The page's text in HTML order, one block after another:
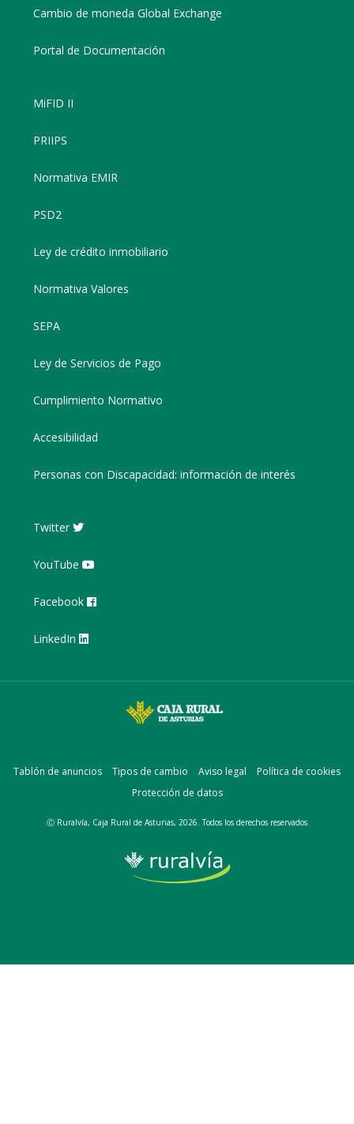
Cambio de moneda Global Exchange
Portal de Documentación
MiFID II
PRIIPS
Normativa EMIR
PSD2
Ley de crédito inmobiliario
Normativa Valores
SEPA
Ley de Servicios de Pago
Cumplimiento Normativo
Accesibilidad
Personas con Discapacidad: información de interés
Twitter
YouTube
Facebook
LinkedIn
Tablón de anuncios Tipos de cambio Aviso legal
Política de cookies
Protección de datos
Ⓒ Ruralvía, Caja Rural de Asturias, 2026. Todos los derechos reservados